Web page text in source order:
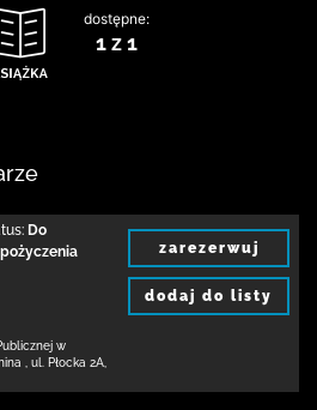
dostępne:
1 z 1
Do
w
ul. Płocka 2A
zarezerwuj
dodaj do listy